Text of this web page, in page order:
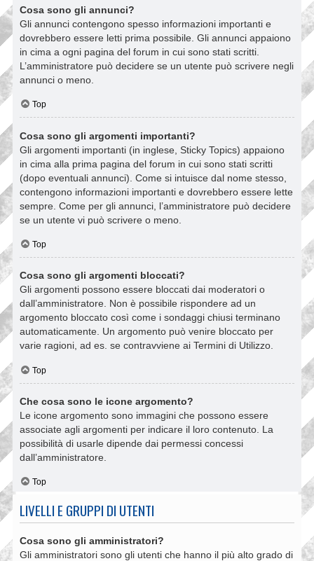
Cosa sono gli annunci?
Gli annunci contengono spesso informazioni importanti e
dovrebbero essere letti prima possibile. Gli annunci appaiono
in cima a ogni pagina del forum in cui sono stati scritti.
L’amministratore può decidere se un utente può scrivere negli
annunci o meno.
Top
Cosa sono gli argomenti importanti?
Gli argomenti importanti (in inglese, Sticky Topics) appaiono
in cima alla prima pagina del forum in cui sono stati scritti
(dopo eventuali annunci). Come si intuisce dal nome stesso,
contengono informazioni importanti e dovrebbero essere lette
sempre. Come per gli annunci, l’amministratore può decidere
se un utente vi può scrivere o meno.
Top
Cosa sono gli argomenti bloccati?
Gli argomenti possono essere bloccati dai moderatori o
dall’amministratore. Non è possibile rispondere ad un
argomento bloccato così come i sondaggi chiusi terminano
automaticamente. Un argomento può venire bloccato per
varie ragioni, ad es. se contravviene ai Termini di Utilizzo.
Top
Che cosa sono le icone argomento?
Le icone argomento sono immagini che possono essere
associate agli argomenti per indicare il loro contenuto. La
possibilità di usarle dipende dai permessi concessi
dall’amministratore.
Top
LIVELLI E GRUPPI DI UTENTI
Cosa sono gli amministratori?
Gli amministratori sono gli utenti che hanno il più alto grado di